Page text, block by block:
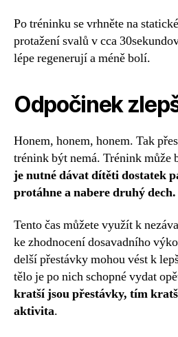
Po tréninku se vrhněte na
protažení svalů v cca
lépe regenerují a méně bolí.
Odpočinek
Honem, honem, honem. Tak
trénink být nemá. Trénink může
je nutné dávat dítěti dostatek
protáhne a nabere druhý dech.
Tento čas můžete využít k
ke zhodnocení dosavadního
delší přestávky mohou vést k
tělo je po nich schopné vydat
kratší jsou přestávky, tím
aktivita.